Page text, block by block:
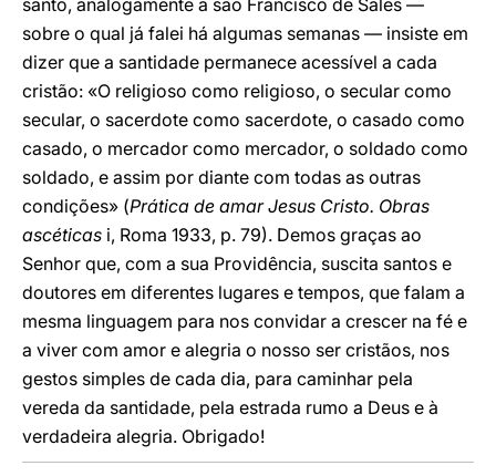
santo, analogamente a são Francisco de Sales —
sobre o qual já falei há algumas semanas — insiste em
dizer que a santidade permanece acessível a cada
cristão: «O religioso como religioso, o secular como
secular, o sacerdote como sacerdote, o casado como
casado, o mercador como mercador, o soldado como
soldado, e assim por diante com todas as outras
condições» (Prática de amar Jesus Cristo. Obras
ascéticas i, Roma 1933, p. 79). Demos graças ao
Senhor que, com a sua Providência, suscita santos e
doutores em diferentes lugares e tempos, que falam a
mesma linguagem para nos convidar a crescer na fé e
a viver com amor e alegria o nosso ser cristãos, nos
gestos simples de cada dia, para caminhar pela
vereda da santidade, pela estrada rumo a Deus e à
verdadeira alegria. Obrigado!